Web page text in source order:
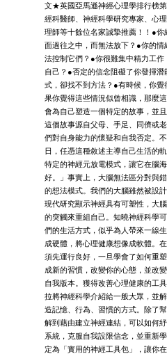
文★英國亞馬遜神經心理學排行榜
經科醫師、神經科學研究專家、心
理師等十餘位名家誠摯推薦！！●
面過往之中，而無法放下？●你的
法控制它們？●你很難集中精力工
自己？●否定的信念阻礙了你發揮
式，卻找不到方法？●有時候，你
果你覺得這些情況似曾相識，那麼
會為自己塑造一個特定的故事，並
這個故事源自父母、手足、同儕或
們對自身能力的懷疑和自我否定。
日，任憑這種敘述主導自己生活的
特定的神經元放電模式，讓它在腦
好。」事實上，大腦無法區分對與
的想法模式。我們的大腦雖然被設
現代研究顯示神經具有可塑性，大
的突觸來重組自己。知曉神經科學
們的生活方式，似乎為人帶來一線
成硬體，將心理健康想像成軟體。
須先運行良好，一旦學會了如何重
成新的習慣，改變你的心態，並改
自我版本。獲得改善心理健康的工
拉將神經科學介紹給一般大眾，並
造記憶、行為、習慣的方式。除了
解到藉由建立神經連結，可以如何
系統，克服自我設限信念，並重新
定為「實用的神經工具包」，讓你